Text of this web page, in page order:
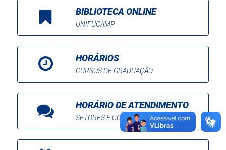
BIBLIOTECA ONLINE
UNIFUCAMP
HORÁRIOS
CURSOS DE GRADUAÇÃO
HORÁRIO DE ATENDIMENTO
SETORES E COORDENAÇÕES